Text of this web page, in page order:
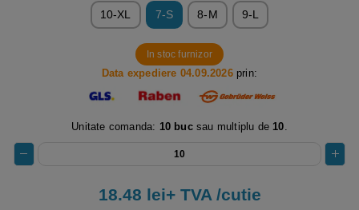
10-XL 7-S 8-M 9-L
In stoc furnizor
Data expediere 04.09.2026prin:
Unitate comanda: 10 bucsau multiplu de 10
18.48 lei+ TVA /cutie